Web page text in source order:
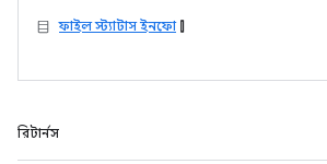
ফাইল স্ট্যাটাস ইনফো[]
রিটার্নস